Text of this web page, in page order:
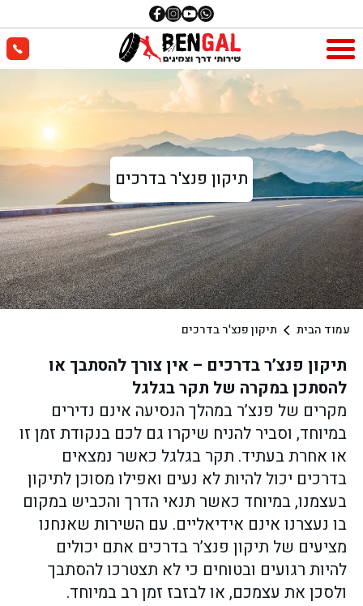
תיקון פנצ'ר בדרכים
תיקון פנצ'ר בדרכים עמוד הבית
תיקון פנצ’ר בדרכים – אין צורך להסתבך או
להסתכן במקרה של תקר בגלגל
מקרים של פנצ’ר במהלך הנסיעה אינם נדירים
במיוחד, וסביר להניח שיקרו גם לכם בנקודת זמן זו
או אחרת בעתיד. תקר בגלגל כאשר נמצאים
בדרכים יכול להיות לא נעים ואפילו מסוכן לתיקון
בעצמנו, במיוחד כאשר תנאי הדרך והכביש במקום
בו נעצרנו אינם אידיאליים. עם השירות שאנחנו
מציעים של תיקון פנצ’ר בדרכים אתם יכולים
להיות רגועים ובטוחים כי לא תצטרכו להסתבך
ולסכן את עצמכם, או לבזבז זמן רב במיוחד.